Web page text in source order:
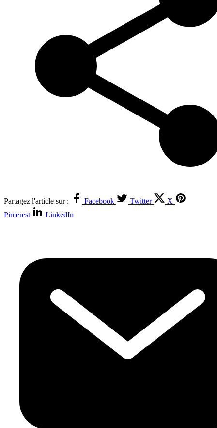
Partagez l'article sur : Facebook Twitter
X
Pinterest
LinkedIn